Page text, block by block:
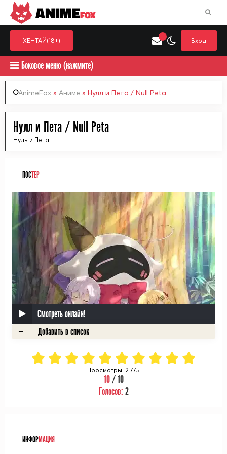
Выберите одну категорию для поиска
ANIMEFOX
ХЕНТАЙ(18+) Вход
Боковое меню (нажмите)
AnimeFox » Аниме » Нулл и Пета / Null Peta
Нулл и Пета / Null Peta
Нуль и Пета
ПОСТЕР
Смотреть онлайн!
Просмотры: 2 775
10/ 10
Голосов: 2
ИНФОРМАЦИЯ